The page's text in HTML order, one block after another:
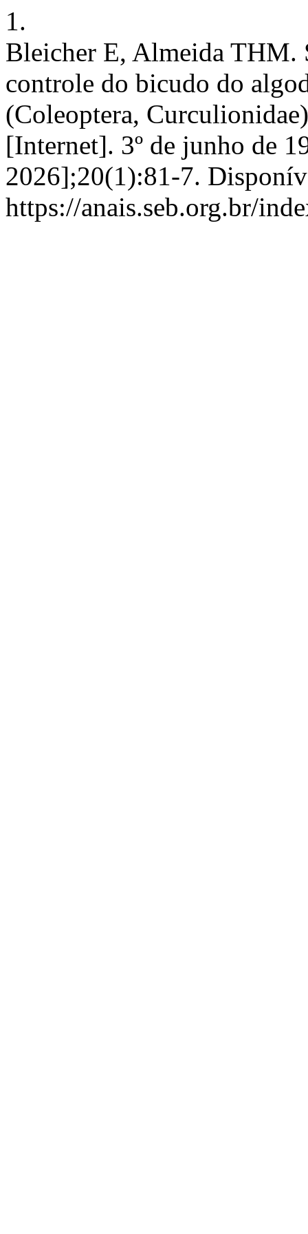
1.
Bleicher E, Almeida THM.
controle do bicudo do
(Coleoptera,
[Internet]. 3º de junho de
2026];20(1):81-7.
https://anais.seb.org.br/